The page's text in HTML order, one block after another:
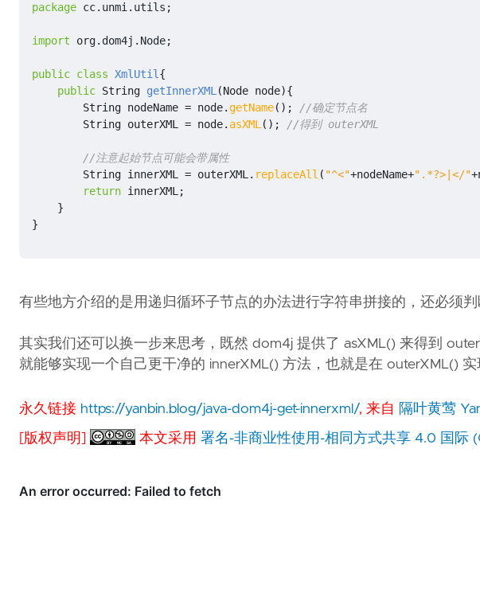
package cc.unmi.utils ;
import org.dom4j.Node;
public class XmlUtil {
public String getInnerXML (Node node){
String nodeName = node.getName();
//确定节点名
String outerXML = node. asXML (); //得到 outerXML
//注意起始节点可能会带属性
String innerXML = outerXML . replaceAll ( "^<"+nodeName+".*?>|</"+
return innerXML ;
}
}
有些地方介绍的是用递归循环子节点的办法进行字符串拼接的，还必须判
其实我们还可以换一步来思考，既然 dom4j 提供了 asXML() 来得到
就能够实现一个自己更干净的 innerXML() 方法，也就是在 outerXML() 实
永久链接 https://yanbin.blog/java-dom4j-get-innerxml/, 来自 隔叶黄莺
[版权声明] 本文采用署名-非商业性使用-相同方式共享 4.0 国际